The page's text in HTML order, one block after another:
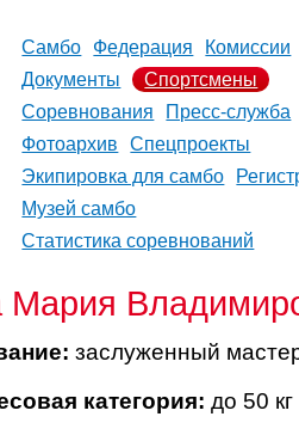
Самбо Федерация
Комиссии
Документы
Спортсмены
Соревнования
Пресс-служба
Фотоархив
Спецпроекты
Экипировка для самбо
Музей самбо
Статистика соревнований
Мария
заслуженный
категория: до 50 кг